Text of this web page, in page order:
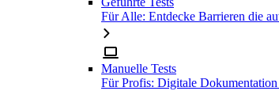
Für Alle: Entdecke Barrieren die
Manuelle Tests
Für Profis: Digitale